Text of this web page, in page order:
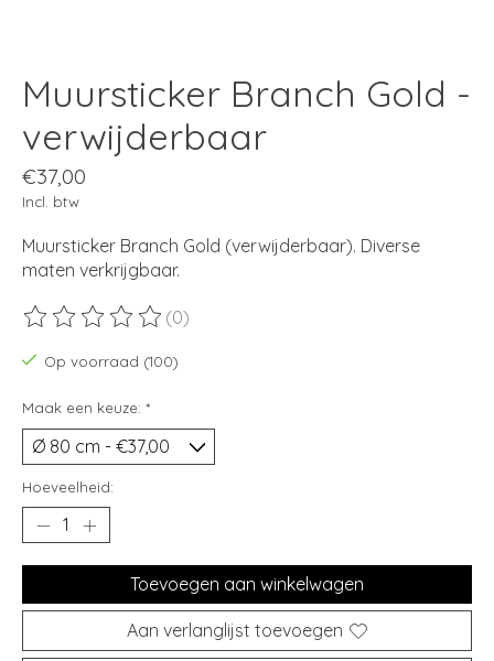
Muursticker Branch Gold -
verwijderbaar
€37,00
Incl. btw
Muursticker Branch Gold (verwijderbaar). Diverse
maten verkrijgbaar.
De beoordeling van dit product is
(0)
Op voorraad (100)
Maak een keuze: *
Hoeveelheid:
Toevoegen aan winkelwagen
Aan verlanglijst toevoegen